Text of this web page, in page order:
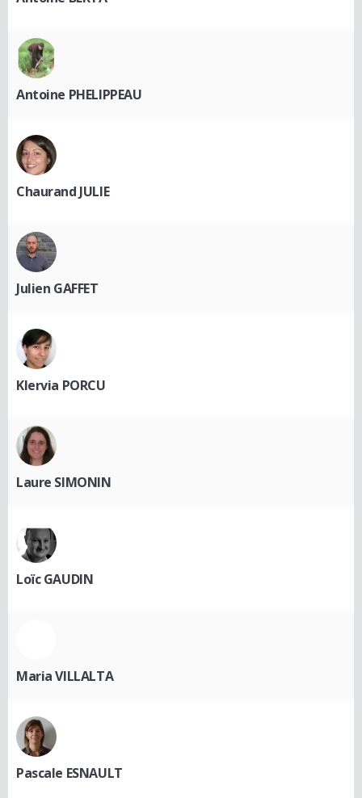
Antoine PHELIPPEAU
Chaurand JULIE
Julien GAFFET
Klervia PORCU
Laure SIMONIN
Loïc GAUDIN
Maria VILLALTA
Pascale ESNAULT